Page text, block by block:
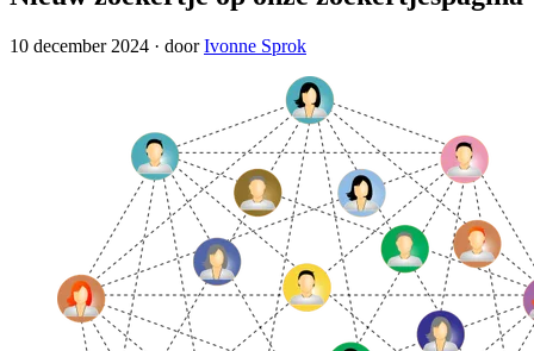
10 december 2024 · doorIvonne Sprok